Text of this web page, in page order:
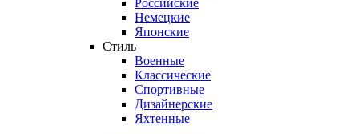
Российские
Немецкие
Японские
Стиль
Военные
Классические
Спортивные
Дизайнерские
Яхтенные